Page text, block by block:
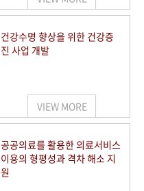
건강수명 향상을 위한 건강증
진 사업 개발
VIEW MORE
공공의료를 활용한 의료서비스
이용의 형평성과 격차 해소 지
원